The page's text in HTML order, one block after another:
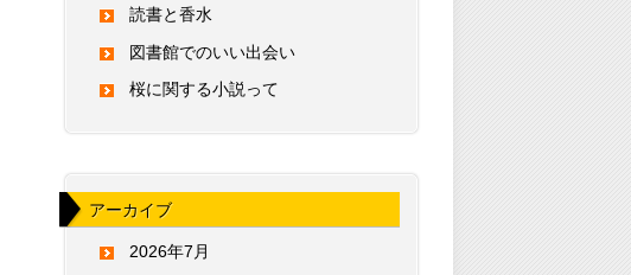
読書と香水
図書館でのいい出会い
桜に関する小説って
アーカイブ
2026年7月